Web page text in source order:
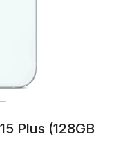
Plus (128GB